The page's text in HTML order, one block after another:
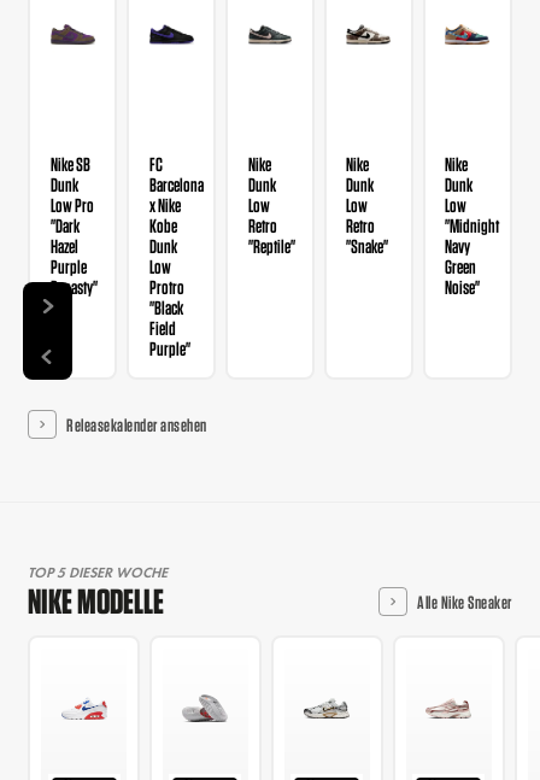
Nike SB
Dunk
Low Pro
"Dark
Hazel
Purple
Dynasty"
FC
Barcelona
x Nike
Kobe
Dunk
Low
Protro
"Black
Field
Purple"
Nike
Dunk
Low
Retro
"Reptile"
Nike
Dunk
Low
Retro
"Snake"
Nike
Dunk
Low
"Midnight
Navy
Green
Noise"
Releasekalender ansehen
TOP 5 DIESER WOCHE
NIKE MODELLE Alle Nike Sneaker